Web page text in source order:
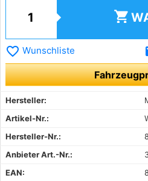
shopping_cart
favorite_border Wunschliste
Hersteller:
Artikel-Nr.:
Hersteller-Nr.:
Anbieter Art.-Nr.:
EAN: